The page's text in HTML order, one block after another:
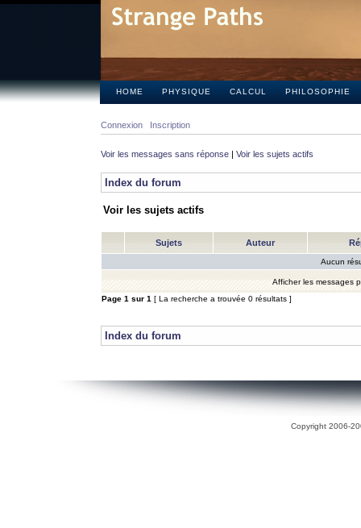
HOME PHYSIQUE CALCUL PHILOSOPHIE
Connexion Inscription
Voir les messages sans réponse | Voir les sujets actifs
Index du forum
Voir les sujets actifs
Sujets Auteur
Aucun
Afficher les messages
Page 1 sur 1 [ La recherche a trouvée 0 résultats ]
Index du forum
Copyright 2006-